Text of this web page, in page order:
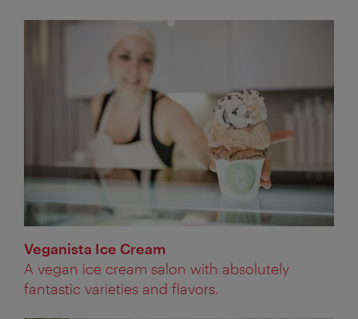
Veganista Ice Cream
A vegan ice cream salon with absolutely
fantastic varieties and flavors.